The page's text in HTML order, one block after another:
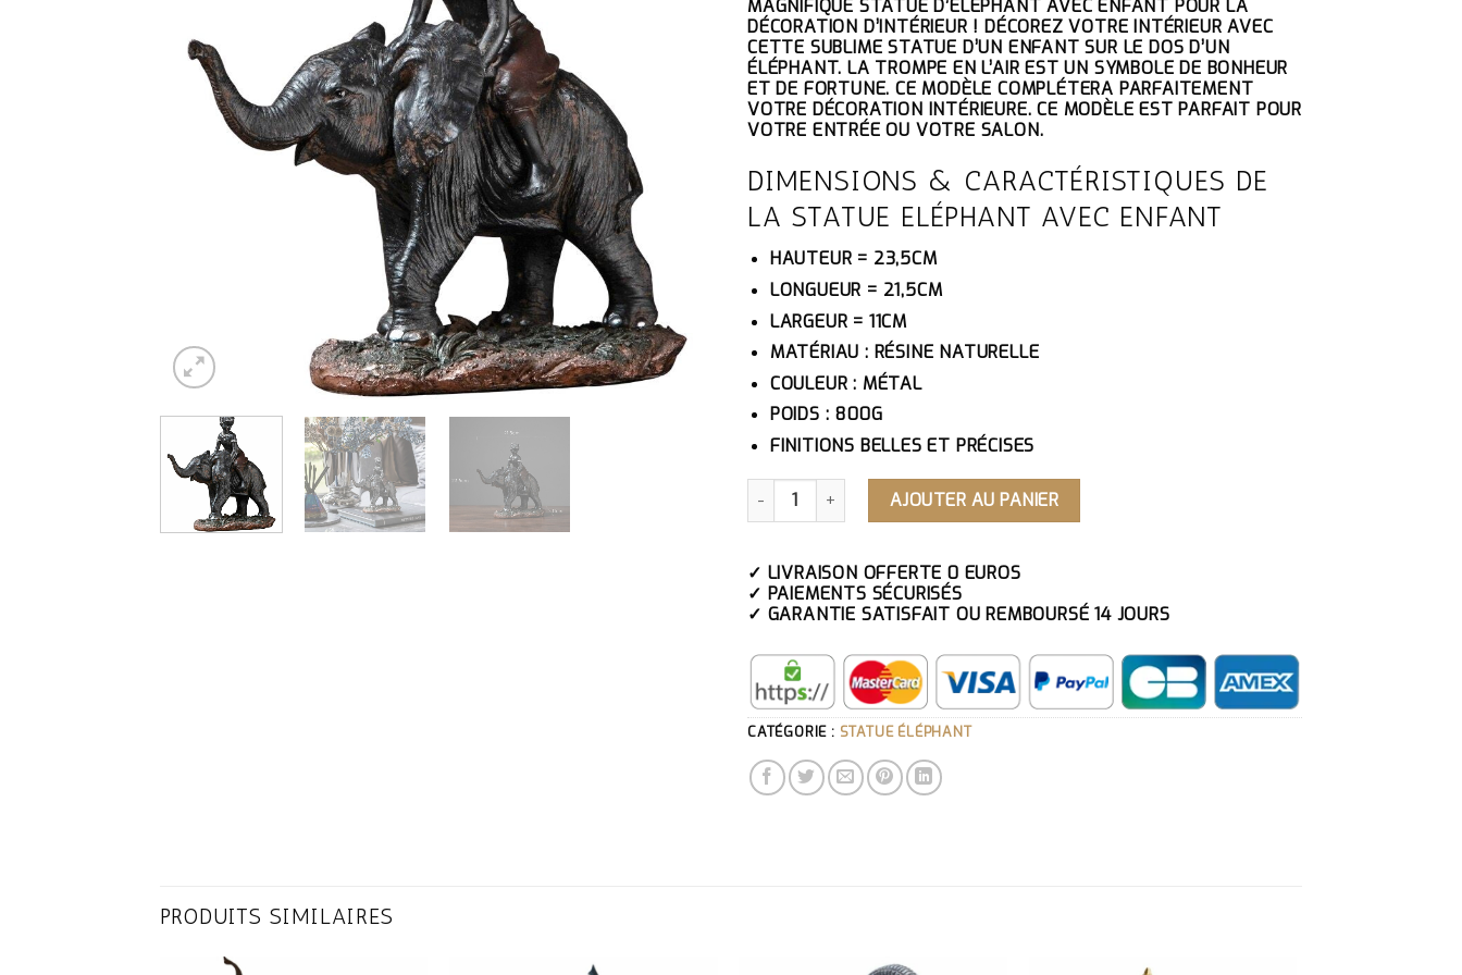
INITIAL
ÉTAIT :
124.10€.
ACTUEL
EST :
117.90€.
MAGNIFIQUE STATUE D’ÉLÉPHANT AVEC ENFANT POUR LA
DÉCORATION D’INTÉRIEUR ! DÉCOREZ VOTRE INTÉRIEUR AVEC
CETTE SUBLIME STATUE D’UN ENFANT SUR LE DOS D’UN
ÉLÉPHANT. LA TROMPE EN L’AIR EST UN SYMBOLE DE BONHEUR
ET DE FORTUNE. CE MODÈLE COMPLÉTERA PARFAITEMENT
VOTRE DÉCORATION INTÉRIEURE. CE MODÈLE EST PARFAIT POUR
VOTRE ENTRÉE OU VOTRE SALON.
DIMENSIONS & CARACTÉRISTIQUES DE
LA STATUE ELÉPHANT AVEC ENFANT
HAUTEUR = 23,5CM
LONGUEUR = 21,5CM
LARGEUR = 11CM
MATÉRIAU : RÉSINE NATURELLE
COULEUR : MÉTAL
POIDS : 800G
FINITIONS BELLES ET PRÉCISES
QUANTITÉ DE STATUE ÉLÉPHANT AVEC ENFANT
AJOUTER AU PANIER
✓ LIVRAISON OFFERTE 0 EUROS
✓ PAIEMENTS SÉCURISÉS
✓ GARANTIE SATISFAIT OU REMBOURSÉ 14 JOURS
CATÉGORIE : STATUE ÉLÉPHANT
PRODUITS SIMILAIRES